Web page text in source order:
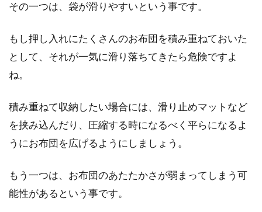
よね。しかし、湿気や乾燥など、季節によって
その一つは、袋が滑りやすいという事です。
もし押し入れにたくさんのお布団を積み重ねておいた
として、それが一気に滑り落ちてきたら危険ですよ
ね。
積み重ねて収納したい場合には、滑り止めマットなど
を挟み込んだり、圧縮する時になるべく平らになるよ
うにお布団を広げるようにしましょう。
もう一つは、お布団のあたたかさが弱まってしまう可
能性があるという事です。